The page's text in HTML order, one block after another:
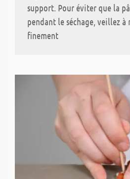
support. Pour éviter que la
pendant le séchage, veillez à
finement